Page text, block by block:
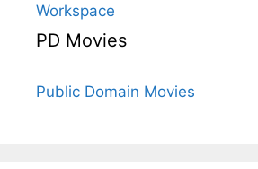
Workspace
PD Movies
Public Domain Movies